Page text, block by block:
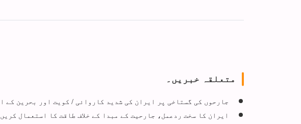
متعلقہ خبریں۔
جارحوں کی گستاخی پر ایران کی شدید کاروائی / کویت اور بحرین کے
ایران کا سخت ردعمل، جارحیت کے مبدا کے خلاف طاقت کا استعمال